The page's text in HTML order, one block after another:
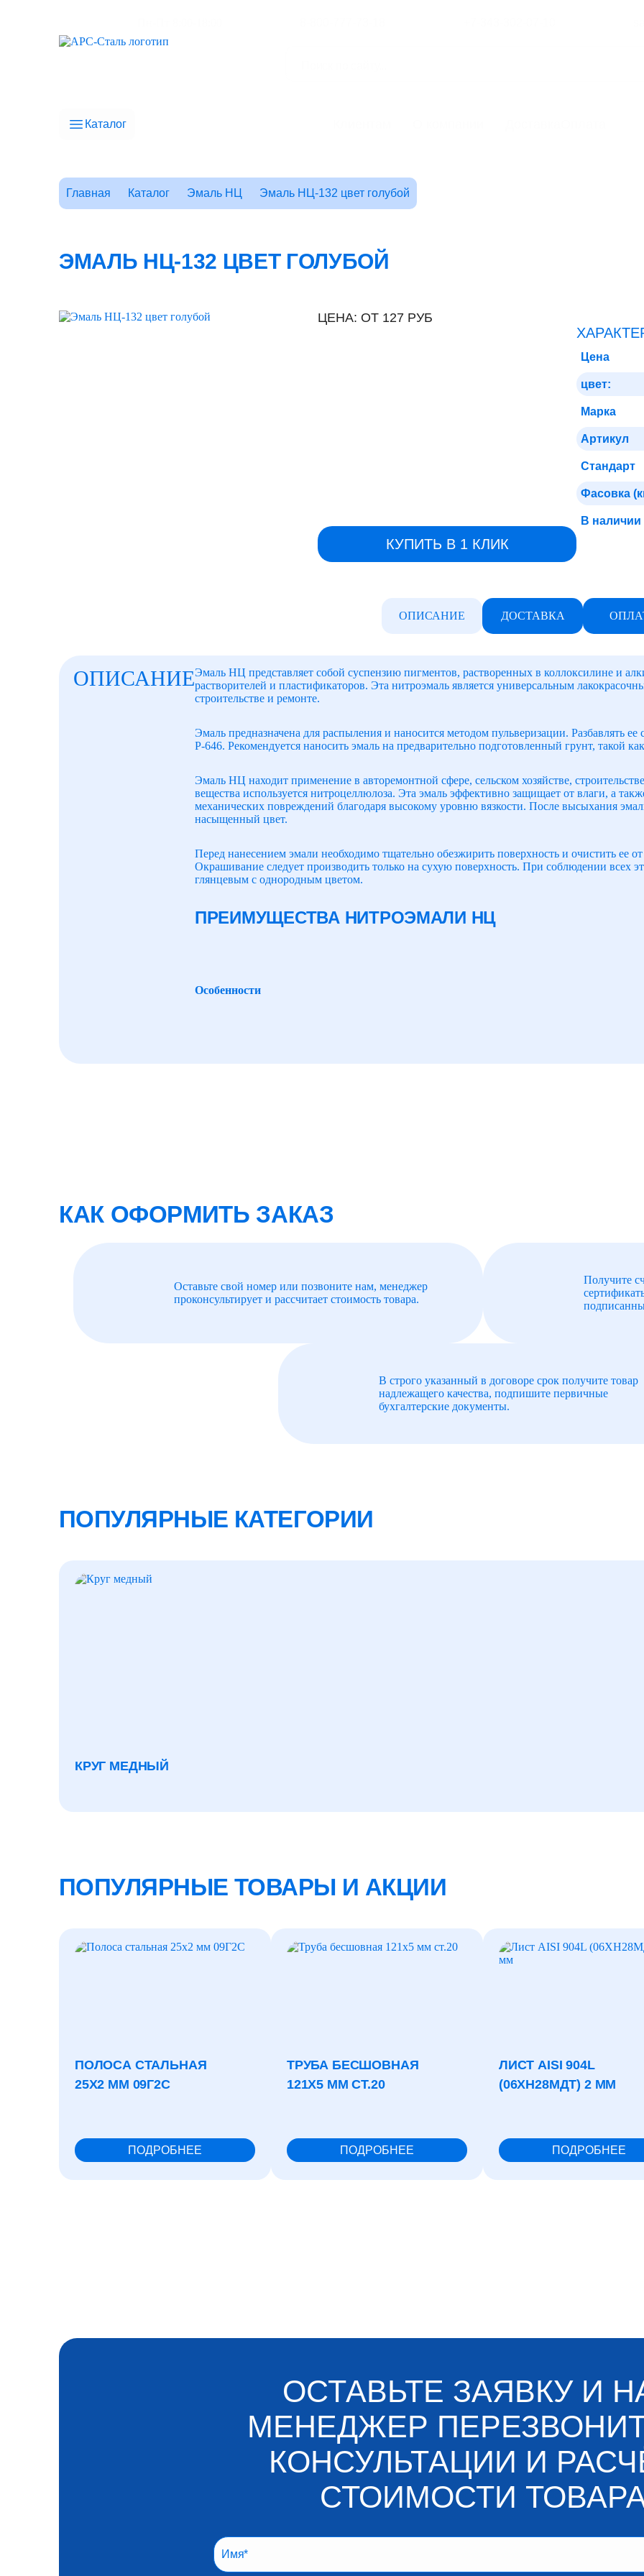
Каталог
Главная Каталог Эмаль НЦ Эмаль НЦ-132 цвет голубой
ЭМАЛЬ НЦ-132 ЦВЕТ ГОЛУБОЙ
ЦЕНА: ОТ 127 РУБ
КУПИТЬ В 1 КЛИК
Цена
цвет:
Марка
Артикул
Стандарт
Фасовка
В наличии
ОПИСАНИЕ ДОСТАВКА
ОПИСАНИЕЭмаль НЦ представляет собой суспензию пигментов, растворенных в коллоксилине и
растворителей и пластификаторов. Эта нитроэмаль является универсальным
строительстве и ремонте.
Эмаль предназначена для распыления и наносится методом пульверизации. Разбавлять
Р-646. Рекомендуется наносить эмаль на предварительно подготовленный грунт, такой
Эмаль НЦ находит применение в авторемонтной сфере, сельском хозяйстве,
вещества используется нитроцеллюлоза. Эта эмаль эффективно защищает от влаги, а
механических повреждений благодаря высокому уровню вязкости. После высыхания
насыщенный цвет.
Перед нанесением эмали необходимо тщательно обезжирить поверхность и очистить ее
Окрашивание следует производить только на сухую поверхность. При соблюдении всех
глянцевым с однородным цветом.
ПРЕИМУЩЕСТВА НИТРОЭМАЛИ НЦ
Особенности
КАК ОФОРМИТЬ ЗАКАЗ
Оставьте свой номер или позвоните нам, менеджер
проконсультирует и рассчитает стоимость товара.
Получите
В строго указанный в договоре срок получите товар
надлежащего качества, подпишите первичные
бухгалтерские документы.
ПОПУЛЯРНЫЕ КАТЕГОРИИ
КРУГ МЕДНЫЙ
ПОПУЛЯРНЫЕ ТОВАРЫ И АКЦИИ
ПОЛОСА СТАЛЬНАЯ
25X2 ММ 09Г2С
ПОДРОБНЕЕ
ТРУБА БЕСШОВНАЯ
121X5 ММ СТ.20
ПОДРОБНЕЕ
ЛИСТ AISI 904L
(06ХН28МДТ) 2 ММ
ПОДРОБНЕЕ
ОСТАВЬТЕ ЗАЯВКУ И
МЕНЕДЖЕР
КОНСУЛЬТАЦИИ И
СТОИМОСТИ